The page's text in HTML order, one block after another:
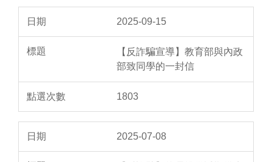
2025-09-15
【反詐騙宣導】教育部與內政
部致同學的一封信
1803
2025-07-08